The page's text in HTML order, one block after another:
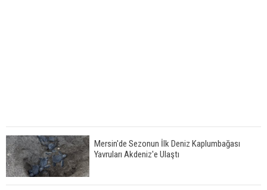
Mersin'de Sezonun İlk Deniz Kaplumbağası
Yavruları Akdeniz'e Ulaştı